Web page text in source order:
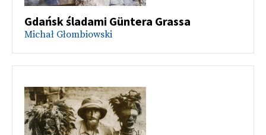
Gdańsk śladami Güntera Grassa
Michał Głombiowski